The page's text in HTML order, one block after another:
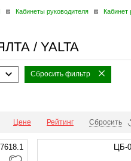
Кабинеты руководителя Кабинет
/ YALTA
Сбросить фильтр
Цене Рейтинг Сбросить
ЦБ-